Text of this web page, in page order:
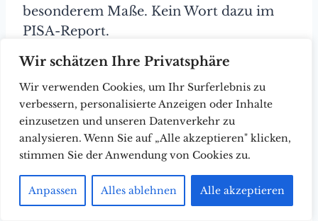
Wir schätzen Ihre Privatsphäre
Wir verwenden Cookies, um Ihr Surferlebnis zu
verbessern, personalisierte Anzeigen oder Inhalte
einzusetzen und unseren Datenverkehr zu
analysieren. Wenn Sie auf „Alle akzeptieren" klicken,
stimmen Sie der Anwendung von Cookies zu.
Anpassen Alles ablehnen Alle akzeptieren
besonderem Maße. Kein Wort dazu im
PISA-Report.
Seriöse Forschung hätte natürlich fragen
müssen „Wie korrelieren die
Selbstbewusstseinswerte von Jungen und
Mädchen in je Mathe und Sprachen mit
den jeweiligen Leistungen?“ und dann
fragen müssen „Was sagt uns das?“,
eventuell sogar „Was sollten wir tun?“ In